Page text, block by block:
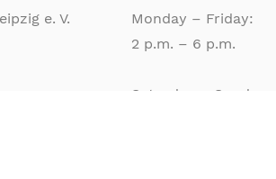
e. V.
Monday – Friday:
2 p.m. – 6 p.m.
Saturday – Sunday: